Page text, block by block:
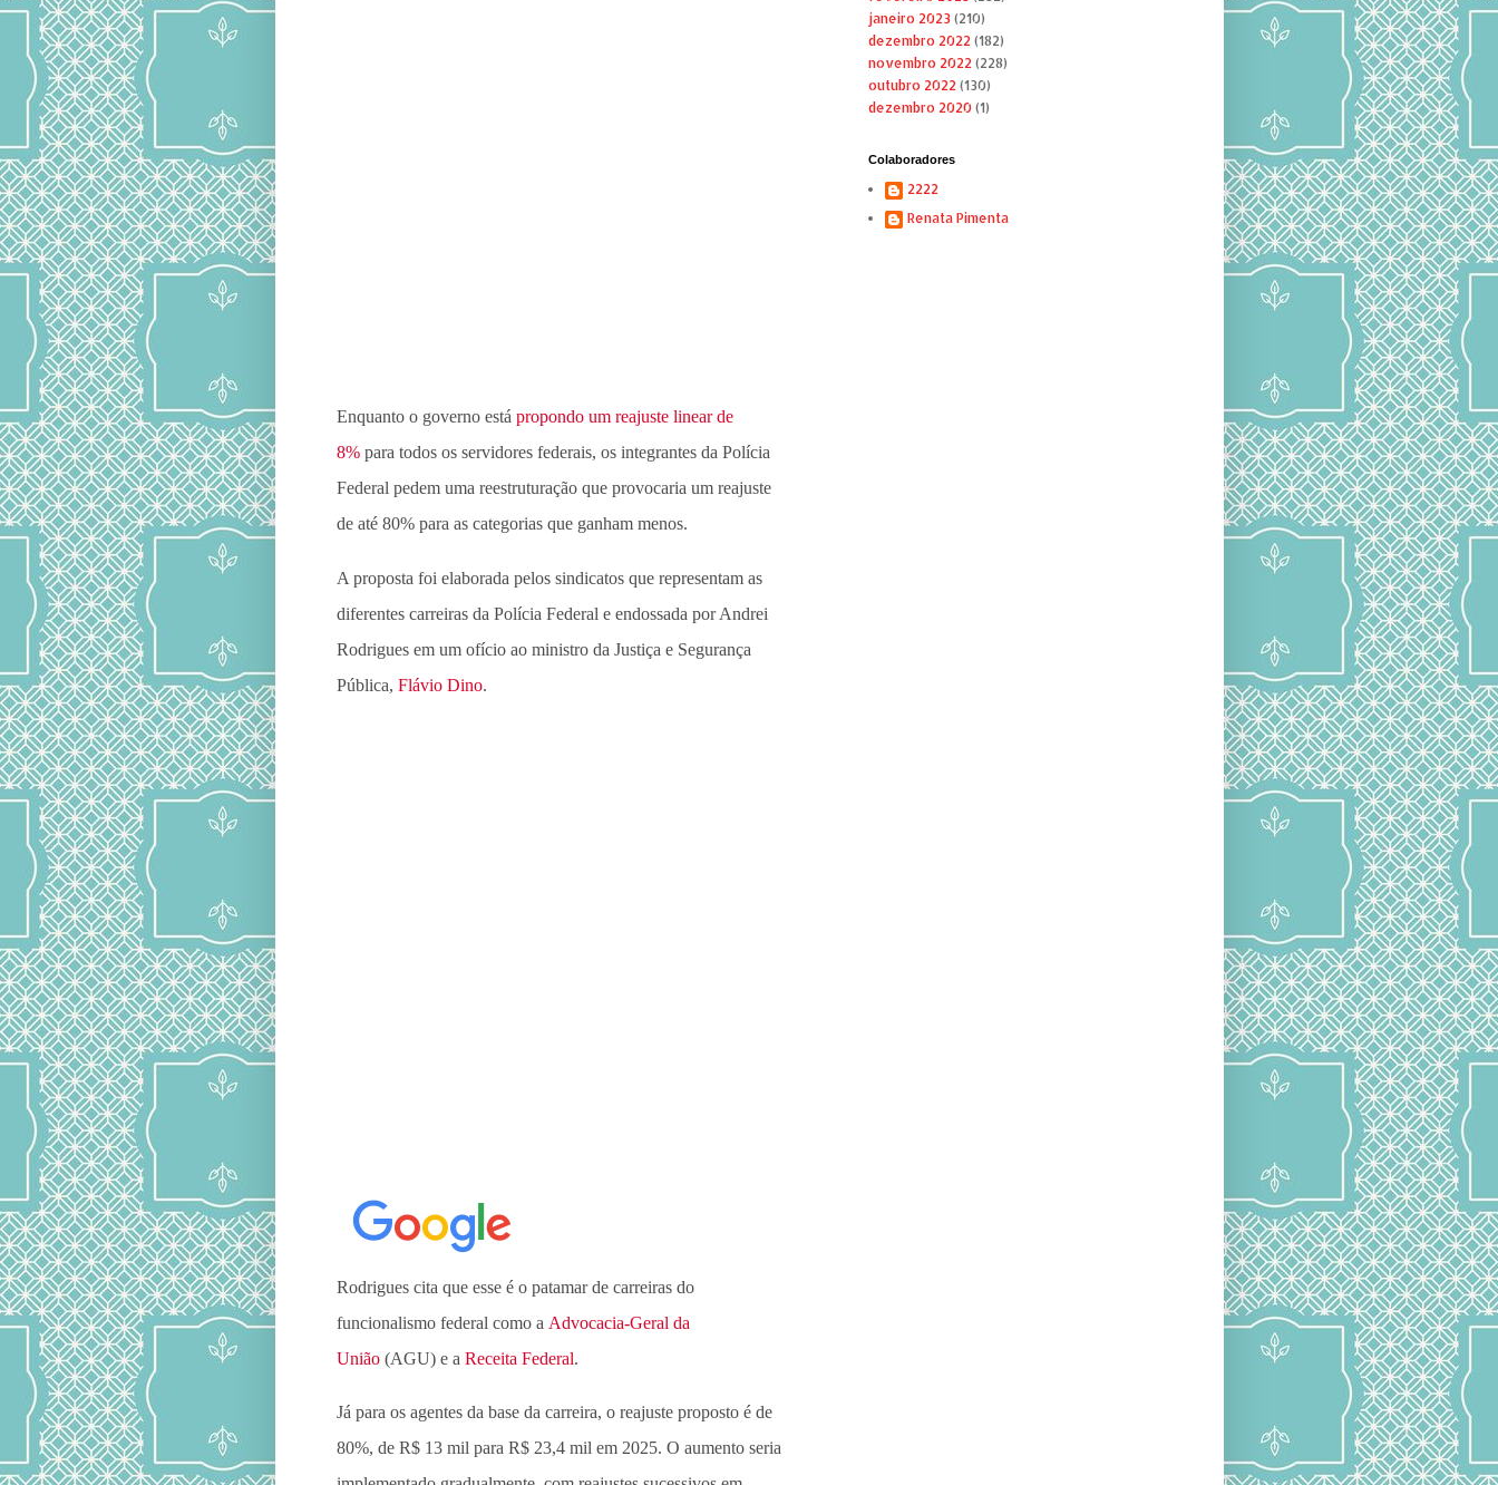
Enquanto o governo está propondo um reajuste linear de
8%para todos os servidores federais, os integrantes da Polícia
Federal pedem uma reestruturação que provocaria um reajuste
de até 80% para as categorias que ganham menos.
A proposta foi elaborada pelos sindicatos que representam as
diferentes carreiras da Polícia Federal e endossada por Andrei
Rodrigues em um ofício ao ministro da Justiça e Segurança
Pública, Flávio Dino.
reajuste de 42% em relação aos R$ 30,9 mil atuais. O salário
corresponderia a 95% do de um ministro do
Rodrigues cita que esse é o patamar de carreiras do
funcionalismo federal como a Advocacia-Geral da
União(AGU) e a Receita Federal.
Já para os agentes da base da carreira, o reajuste proposto é de
80%, de R$ 13 mil para R$ 23,4 mil em 2025. O aumento seria
janeiro 2023(210)
dezembro 2022(182)
novembro 2022(228)
outubro 2022(130)
dezembro 2020(1)
Colaboradores
2222
Renata Pimenta